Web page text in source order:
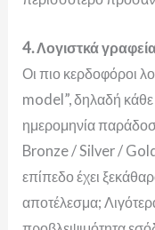
4. Λογιστκά
Οι πιο κερδοφόροι
model”, δηλαδή κάθε
ημερομηνία
Bronze / Silver /
επίπεδο έχει
αποτέλεσμα; Λι